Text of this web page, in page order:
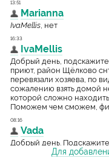
Для